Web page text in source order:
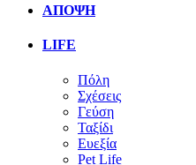
ΑΠΟΨΗ
LIFE
Πόλη
Σχέσεις
Γεύση
Ταξίδι
Ευεξία
Pet Life